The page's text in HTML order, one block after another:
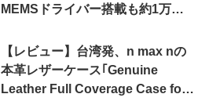
MEMSドライバー搭載も約1万円
【レビュー】台湾発、n max nの
本革レザーケース｢Genuine
Leather Full Coverage Case for